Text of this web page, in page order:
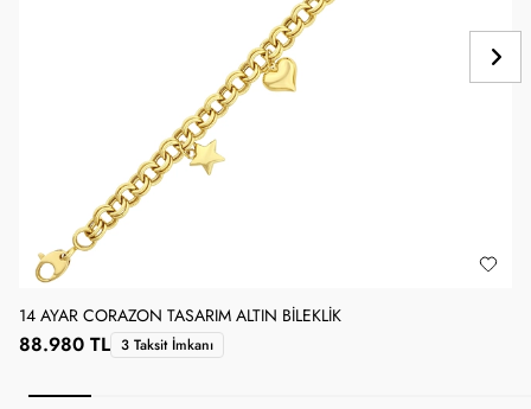
14 AYAR CORAZON TASARIM ALTIN BILEKLIK
88.980 TL 3 Taksit İmkanı